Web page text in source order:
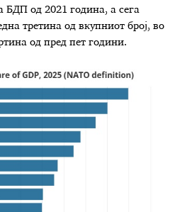
БДП од 2021 година, а сега
третина од вкупниот број, во
од пред пет години.